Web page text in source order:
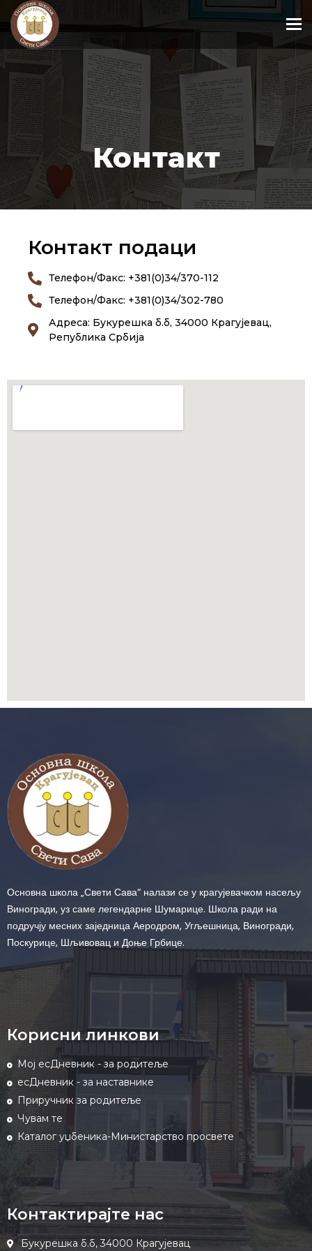
Контакт
Контакт подаци
Телефон/Факс: +381(0)34/370-112
Телефон/Факс: +381(0)34/302-780
Адреса: Букурешка б.б, 34000 Крагујевац,
Република Србија
Основна школа „Свети Сава“ налази се у крагујевачком насељу
Виногради, уз саме легендарне Шумарице. Школа ради на
подручју месних заједница Аеродром, Угљешница, Виногради,
Поскурице, Шљивовац и Доње Грбице.
Корисни линкови
Мој есДневник - за родитеље
есДневник - за наставнике
Приручник за родитеље
Чувам те
Каталог уџбеника-Министарство просвете
Контактирајте нас
Букурешка б.б, 34000 Крагујевац